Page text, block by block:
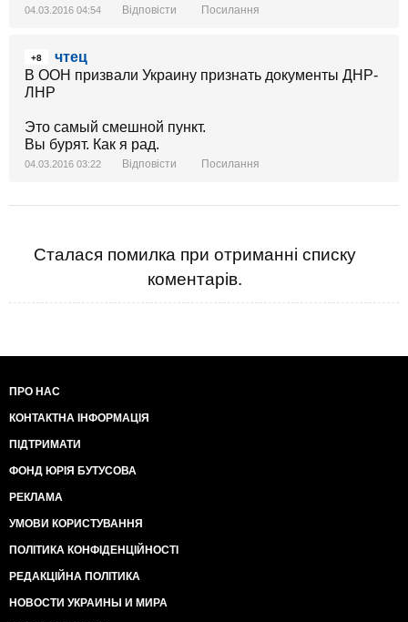
04.03.2016 04:54 Відповісти Посилання
+8
чтец
В ООН призвали Украину признать документы ДНР-
ЛНР
Это самый смешной пункт.
Вы бурят. Как я рад.
04.03.2016 03:22 Відповісти Посилання
Сталася помилка при отриманні списку
коментарів.
ПРО НАС
КОНТАКТНА ІНФОРМАЦІЯ
ПІДТРИМАТИ
ФОНД ЮРІЯ БУТУСОВА
РЕКЛАМА
УМОВИ КОРИСТУВАННЯ
ПОЛІТИКА КОНФІДЕНЦІЙНОСТІ
РЕДАКЦІЙНА ПОЛІТИКА
НОВОСТИ УКРАИНЫ И МИРА